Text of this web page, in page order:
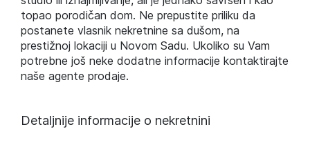
topao porodičan dom. Ne prepustite priliku da
postanete vlasnik nekretnine sa dušom, na
prestižnoj lokaciji u Novom Sadu. Ukoliko su Vam
potrebne još neke dodatne informacije kontaktirajte
naše agente prodaje.
Detaljnije informacije o nekretnini